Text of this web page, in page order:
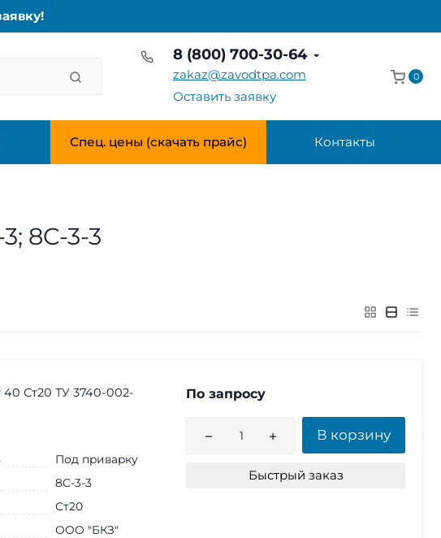
8 (800) 700-30-64
zakaz@zavodtpa.com
Оставить заявку
0
Спец. цены (скачать прайс) Контакты
8C-3-3
Ст20 ТУ 3740-002-
Под приварку
8C-3-3
Ст20
ООО "БКЗ"
По запросу
В корзину
Быстрый заказ